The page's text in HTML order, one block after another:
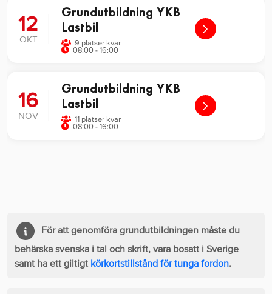
12
OKT
Grundutbildning YKB
Lastbil
9 platser kvar
08:00 - 16:00
16
NOV
Grundutbildning YKB
Lastbil
11 platser kvar
08:00 - 16:00
För att genomföra grundutbildningen måste du
behärska svenska i tal och skrift, vara bosatt i Sverige
samt ha ett giltigt körkortstillstånd för tunga fordon.